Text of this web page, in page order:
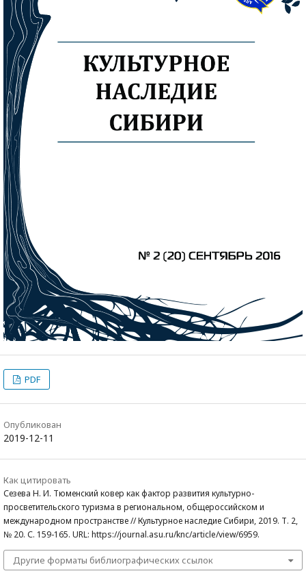
PDF
Опубликован
2019-12-11
Как цитировать
Сезева Н. И. Тюменский ковер как фактор развития культурно-
просветительского туризма в региональном, общероссийском и
международном пространстве // Культурное наследие Сибири, 2019. Т. 2,
№ 20. С. 159-165. URL: https://journal.asu.ru/knc/article/view/6959.
Другие форматы библиографических ссылок